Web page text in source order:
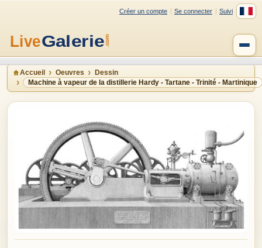
Créer un compte Se connecter Suivi
Accueil Oeuvres
Dessin
Machine à vapeur de la distillerie Hardy - Tartane - Trinité - Martinique